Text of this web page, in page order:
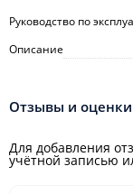
Руководство по
Описание
Отзывы и оценки
Для добавления
учётной записью